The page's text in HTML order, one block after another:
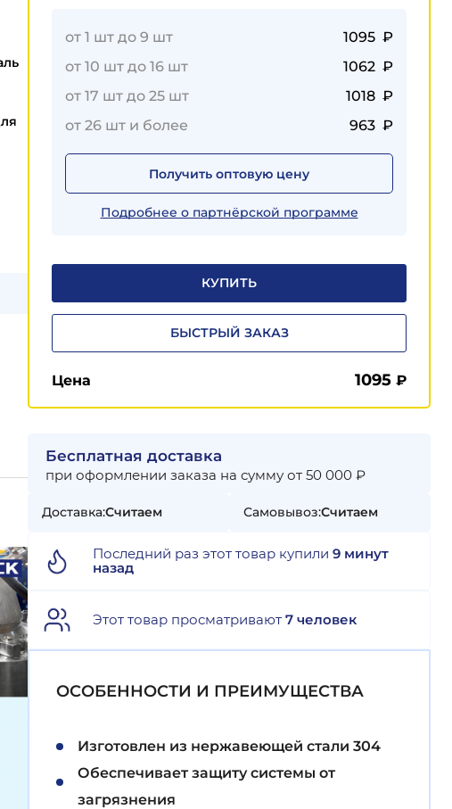
от 1 шт до 9 шт
1095 ₽
от 10 шт до 16 шт
1062 ₽
от 17 шт до 25 шт
1018 ₽
от 26 шт и более
963 ₽
Получить оптовую цену
Подробнее о партнёрской программе
КУПИТЬ
БЫСТРЫЙ ЗАКАЗ
Цена 1095 ₽
Бесплатная доставка
при оформлении заказа на сумму от 50 000 ₽
Доставка:Считаем Самовывоз:Считаем
Последний раз этот товар купили 9 минут
назад
Этот товар просматривают 7 человек
ОСОБЕННОСТИ И ПРЕИМУЩЕСТВА
Изготовлен из нержавеющей стали 304
Обеспечивает защиту системы от
загрязнения